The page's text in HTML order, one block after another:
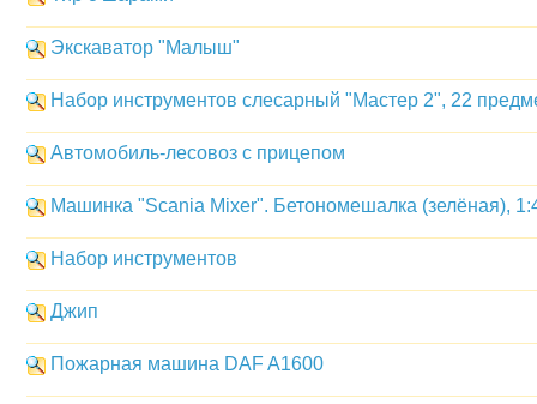
Экскаватор "Малыш"
Набор инструментов слесарный "Мастер 2", 22
Автомобиль-лесовоз с прицепом
Машинка "Scania Mixer". Бетономешалка (зелёная),
Набор инструментов
Джип
Пожарная машина DAF A1600